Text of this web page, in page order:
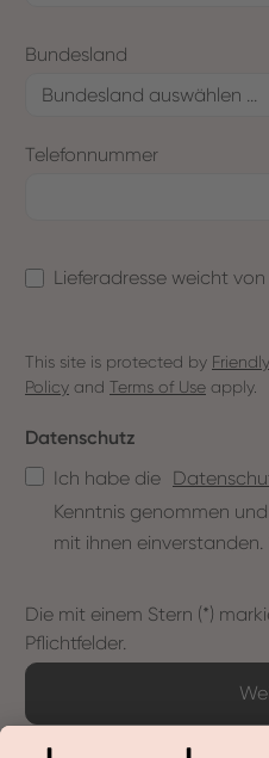
Bundesland
Telefonnummer
Lieferadresse weicht
This site is protected by
Policy and Terms of Use apply.
Datenschutz
Ich habe die
Kenntnis genommen
mit ihnen einverstanden.
Die mit einem Stern (*)
Pflichtfelder.